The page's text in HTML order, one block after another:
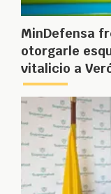
MinDefensa
otorgarle
vitalicio a